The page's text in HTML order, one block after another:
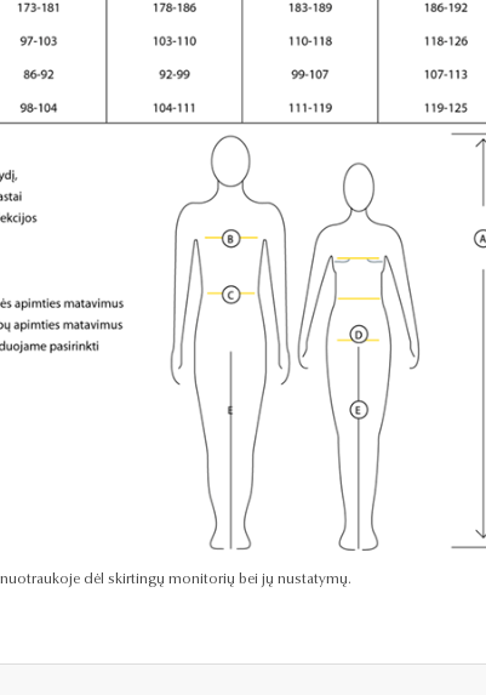
nuotraukoje dėl skirtingų monitorių bei jų nustatymų.